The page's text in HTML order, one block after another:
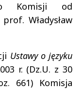
Komisji od
Władysław
Ustawy o języku
r. (Dz.U. z 30
661) Komisja